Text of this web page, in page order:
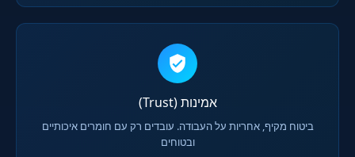
אמינות (Trust)
ביטוח מקיף, אחריות על העבודה. עובדים רק עם חומרים איכותיים
ובטוחים